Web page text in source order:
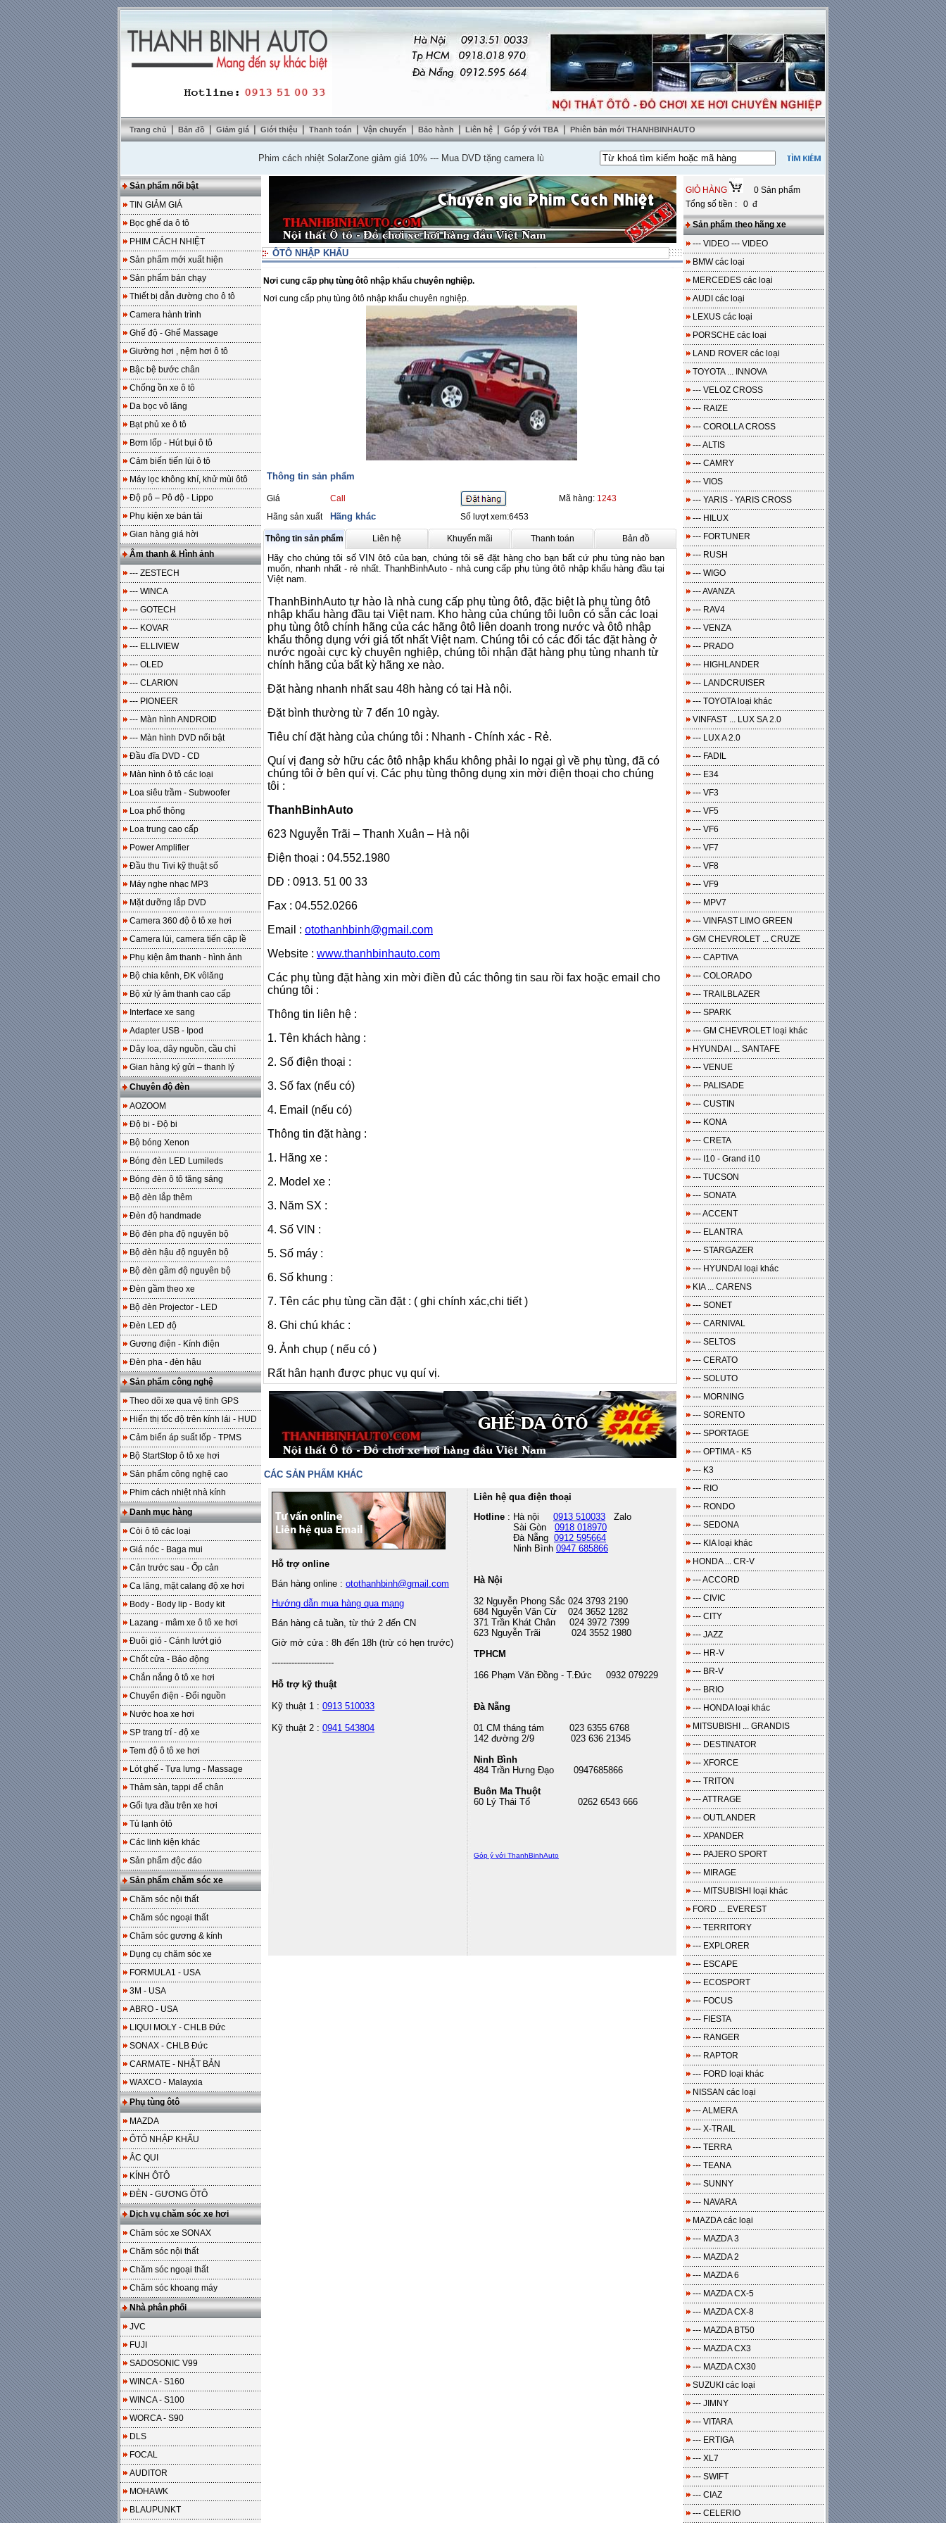
Trang chủ | Bản đồ | Giảm giá | Giới thiệu | Thanh toán | Vận chuyển | Bảo hành | Liên hệ | Góp ý với TBA | Phiên bản mới THANHBINHAUTO
Phim cách nhiệt SolarZone giảm giá 10%---Mua DVD tặng camera lùi cao cấp Lắp nệm ghế da thật tặng sàn da---Miễn phí 100% công lắp đặt
Sản phẩm nổi bật
TIN GIẢM GIÁ
Bọc ghế da ô tô
PHIM CÁCH NHIỆT
Sản phẩm mới xuất hiện
Sản phẩm bán chạy
Thiết bị dẫn đường cho ô tô
Camera hành trình
Ghế độ - Ghế Massage
Giường hơi , nệm hơi ô tô
Bậc bệ bước chân
Chống ồn xe ô tô
Da bọc vô lăng
Bạt phủ xe ô tô
Bơm lốp - Hút bụi ô tô
Cảm biến tiến lùi ô tô
Máy lọc không khí, khử mùi ôtô
Độ pô – Pô độ - Lippo
Phụ kiện xe bán tải
Gian hàng giá hời
Âm thanh & Hình ảnh
--- ZESTECH
--- WINCA
--- GOTECH
--- KOVAR
--- ELLIVIEW
--- OLED
--- CLARION
--- PIONEER
--- Màn hình ANDROID
--- Màn hình DVD nổi bật
Đầu đĩa DVD - CD
Màn hình ô tô các loại
Loa siêu trầm - Subwoofer
Loa phổ thông
Loa trung cao cấp
Power Amplifier
Đầu thu Tivi kỹ thuật số
Máy nghe nhạc MP3
Mặt dưỡng lắp DVD
Camera 360 độ ô tô xe hơi
Camera lùi, camera tiến cập lề
Phụ kiện âm thanh - hình ảnh
Bộ chia kênh, ĐK vôlăng
Bộ xử lý âm thanh cao cấp
Interface xe sang
Adapter USB - Ipod
Dây loa, dây nguồn, cầu chì
Gian hàng ký gửi – thanh lý
Chuyên độ đèn
AOZOOM
Độ bi - Độ bi
Bộ bóng Xenon
Bóng đèn LED Lumileds
Bóng đèn ô tô tăng sáng
Bộ đèn lắp thêm
Đèn độ handmade
Bộ đèn pha độ nguyên bộ
Bộ đèn hậu độ nguyên bộ
Bộ đèn gầm độ nguyên bộ
Đèn gầm theo xe
Bộ đèn Projector - LED
Đèn LED độ
Gương điện - Kính điện
Đèn pha - đèn hậu
Sản phẩm công nghệ
Theo dõi xe qua vệ tinh GPS
Hiển thị tốc độ trên kính lái - HUD
Cảm biến áp suất lốp - TPMS
Bộ StartStop ô tô xe hơi
Sản phẩm công nghệ cao
Phim cách nhiệt nhà kính
Danh mục hàng
Còi ô tô các loại
Giá nóc - Baga mui
Cản trước sau - Ốp cản
Ca lăng, mặt calang độ xe hơi
Body - Body lip - Body kit
Lazang - mâm xe ô tô xe hơi
Đuôi gió - Cánh lướt gió
Chốt cửa - Báo động
Chắn nắng ô tô xe hơi
Chuyển điện - Đổi nguồn
Nước hoa xe hơi
SP trang trí - độ xe
Tem độ ô tô xe hơi
Lót ghế - Tựa lưng - Massage
Thảm sàn, tappi để chân
Gối tựa đầu trên xe hơi
Tủ lạnh ôtô
Các linh kiện khác
Sản phẩm độc đáo
Sản phẩm chăm sóc xe
Chăm sóc nội thất
Chăm sóc ngoại thất
Chăm sóc gương & kính
Dụng cụ chăm sóc xe
FORMULA1 - USA
3M - USA
ABRO - USA
LIQUI MOLY - CHLB Đức
SONAX - CHLB Đức
CARMATE - NHẬT BẢN
WAXCO - Malayxia
Phụ tùng ôtô
MAZDA
ÔTÔ NHẬP KHẨU
ẮC QUI
KÍNH ÔTÔ
ĐÈN - GƯƠNG ÔTÔ
Dịch vụ chăm sóc xe hơi
Chăm sóc xe SONAX
Chăm sóc nội thất
Chăm sóc ngoại thất
Chăm sóc khoang máy
Nhà phân phối
JVC
FUJI
SADOSONIC V99
WINCA - S160
WINCA - S100
WORCA - S90
DLS
FOCAL
AUDITOR
MOHAWK
BLAUPUNKT
ÔTÔ NHẬP KHẨU
Nơi cung cấp phụ tùng ôtô nhập khẩu chuyên nghiệp.
Nơi cung cấp phụ tùng ôtô nhập khẩu chuyên nghiệp.
Thông tin sản phẩm
Giá Call Mã hàng: 1243
Hãng sản xuất
Hãng khác Số lượt xem:6453
Thông tin sản phẩm Liên hệ Khuyến mãi Thanh toán Bản đồ
Hãy cho chúng tôi số VIN ôtô của bạn, chúng tôi sẽ đặt hàng cho bạn bất cứ phụ tùng nào bạn
muốn, nhanh nhất - rẻ nhất. ThanhBinhAuto - nhà cung cấp phụ tùng ôtô nhập khẩu hàng đầu tại
Việt nam.
ThanhBinhAuto tự hào là nhà cung cấp phụ tùng ôtô, đặc biệt là phụ tùng ôtô
nhập khẩu hàng đầu tại Việt nam. Kho hàng của chúng tôi luôn có sẵn các loại
phụ tùng ôtô chính hãng của các hãng ôtô liên doanh trong nước và ôtô nhập
khẩu thông dụng với giá tốt nhất Việt nam. Chúng tôi có các đối tác đặt hàng ở
nước ngoài cực kỳ chuyên nghiệp, chúng tôi nhận đặt hàng phụ tùng nhanh từ
chính hãng của bất kỳ hãng xe nào.
Đặt hàng nhanh nhất sau 48h hàng có tại Hà nội.
Đặt bình thường từ 7 đến 10 ngày.
Tiêu chí đặt hàng của chúng tôi : Nhanh - Chính xác - Rẻ.
Quí vị đang sở hữu các ôtô nhập khẩu không phải lo ngại gì về phụ tùng, đã có
chúng tôi ở bên quí vị. Các phụ tùng thông dụng xin mời điện thoại cho chúng
tôi :
ThanhBinhAuto
623 Nguyễn Trãi – Thanh Xuân – Hà nội
Điện thoại : 04.552.1980
DĐ : 0913. 51 00 33
Fax : 04.552.0266
Email : otothanhbinh@gmail.com
Website : www.thanhbinhauto.com
Các phụ tùng đặt hàng xin mời điền đủ các thông tin sau rồi fax hoặc email cho
chúng tôi :
Thông tin liên hệ :
1. Tên khách hàng :
2. Số điện thoại :
3. Số fax (nếu có)
4. Email (nếu có)
Thông tin đặt hàng :
1. Hãng xe :
2. Model xe :
3. Năm SX :
4. Số VIN :
5. Số máy :
6. Số khung :
7. Tên các phụ tùng cần đặt : ( ghi chính xác,chi tiết )
8. Ghi chú khác :
9. Ảnh chụp ( nếu có )
Rất hân hạnh được phục vụ quí vị.
CÁC SẢN PHẨM KHÁC
Hỗ trợ online
Bán hàng online : otothanhbinh@gmail.com
Hướng dẫn mua hàng qua mạng
Bán hàng cả tuần, từ thứ 2 đến CN
Giờ mở cửa : 8h đến 18h (trừ có hẹn trước)
----------------------
Hỗ trợ kỹ thuật
Kỹ thuật 1 : 0913 510033
Kỹ thuật 2 : 0941 543804
Liên hệ qua điện thoại
Hotline : Hà nội 0913 510033 Zalo
Sài Gòn 0918 018970
Đà Nẵng 0912 595664
Ninh Bình 0947 685866
Hà Nội
32 Nguyễn Phong Sắc 024 3793 2190
684 Nguyễn Văn Cừ 024 3652 1282
371 Trần Khát Chân 024 3972 7399
623 Nguyễn Trãi 024 3552 1980
TPHCM
166 Phạm Văn Đồng - T.Đức 0932 079229
Đà Nẵng
01 CM tháng tám 023 6355 6768
142 đường 2/9 023 636 21345
Ninh Bình
484 Trần Hưng Đạo 0947685866
Buôn Ma Thuột
60 Lý Thái Tổ 0262 6543 666
Góp ý với ThanhBinhAuto
GIỎ HÀNG
0 Sản phẩm
Tổng số tiền : 0 đ
Sản phẩm theo hãng xe
--- VIDEO --- VIDEO
BMW các loại
MERCEDES các loại
AUDI các loại
LEXUS các loại
PORSCHE các loại
LAND ROVER các loại
TOYOTA ... INNOVA
--- VELOZ CROSS
--- RAIZE
--- COROLLA CROSS
--- ALTIS
--- CAMRY
--- VIOS
--- YARIS - YARIS CROSS
--- HILUX
--- FORTUNER
--- RUSH
--- WIGO
--- AVANZA
--- RAV4
--- VENZA
--- PRADO
--- HIGHLANDER
--- LANDCRUISER
--- TOYOTA loại khác
VINFAST ... LUX SA 2.0
--- LUX A 2.0
--- FADIL
--- E34
--- VF3
--- VF5
--- VF6
--- VF7
--- VF8
--- VF9
--- MPV7
--- VINFAST LIMO GREEN
GM CHEVROLET ... CRUZE
--- CAPTIVA
--- COLORADO
--- TRAILBLAZER
--- SPARK
--- GM CHEVROLET loại khác
HYUNDAI ... SANTAFE
--- VENUE
--- PALISADE
--- CUSTIN
--- KONA
--- CRETA
--- I10 - Grand i10
--- TUCSON
--- SONATA
--- ACCENT
--- ELANTRA
--- STARGAZER
--- HYUNDAI loại khác
KIA ... CARENS
--- SONET
--- CARNIVAL
--- SELTOS
--- CERATO
--- SOLUTO
--- MORNING
--- SORENTO
--- SPORTAGE
--- OPTIMA - K5
--- K3
--- RIO
--- RONDO
--- SEDONA
--- KIA loại khác
HONDA ... CR-V
--- ACCORD
--- CIVIC
--- CITY
--- JAZZ
--- HR-V
--- BR-V
--- BRIO
--- HONDA loại khác
MITSUBISHI ... GRANDIS
--- DESTINATOR
--- XFORCE
--- TRITON
--- ATTRAGE
--- OUTLANDER
--- XPANDER
--- PAJERO SPORT
--- MIRAGE
--- MITSUBISHI loại khác
FORD ... EVEREST
--- TERRITORY
--- EXPLORER
--- ESCAPE
--- ECOSPORT
--- FOCUS
--- FIESTA
--- RANGER
--- RAPTOR
--- FORD loại khác
NISSAN các loại
--- ALMERA
--- X-TRAIL
--- TERRA
--- TEANA
--- SUNNY
--- NAVARA
MAZDA các loại
--- MAZDA 3
--- MAZDA 2
--- MAZDA 6
--- MAZDA CX-5
--- MAZDA CX-8
--- MAZDA BT50
--- MAZDA CX3
--- MAZDA CX30
SUZUKI các loại
--- JIMNY
--- VITARA
--- ERTIGA
--- XL7
--- SWIFT
--- CIAZ
--- CELERIO